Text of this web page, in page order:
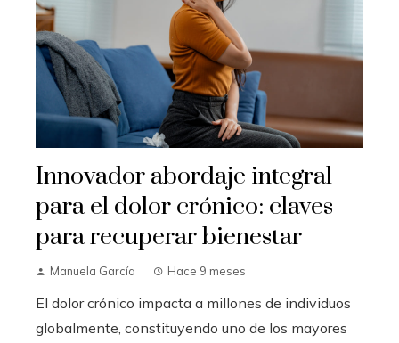
Innovador abordaje integral
para el dolor crónico: claves
para recuperar bienestar
Manuela García Hace 9 meses
El dolor crónico impacta a millones de individuos
globalmente, constituyendo uno de los mayores